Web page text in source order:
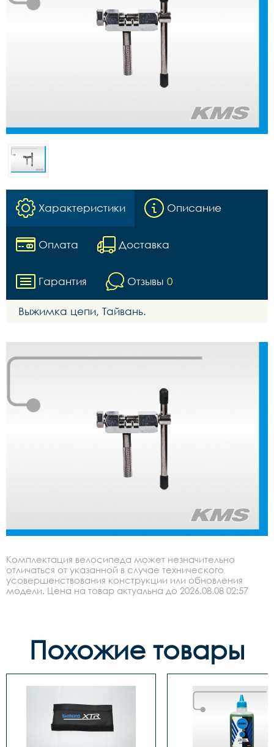
Характеристики Описание
Оплата Доставка
Гарантия Отзывы 0
Выжимка цепи, Тайвань.
Комплектация велосипеда может незначительно
отличаться от указанной в случае технического
усовершенствования конструкции или обновления
модели. Цена на товар актуальна до 2026.08.08 02:57
Похожие товары